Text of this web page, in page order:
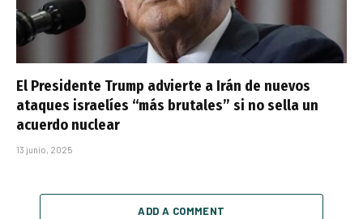
El Presidente Trump advierte a Irán de nuevos
ataques israelíes “más brutales” si no sella un
acuerdo nuclear
13 junio, 2025
ADD A COMMENT